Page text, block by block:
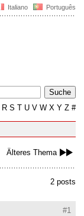
Italiano Português
R S T U V W X Y Z #
Älteres Thema
2 posts
#1